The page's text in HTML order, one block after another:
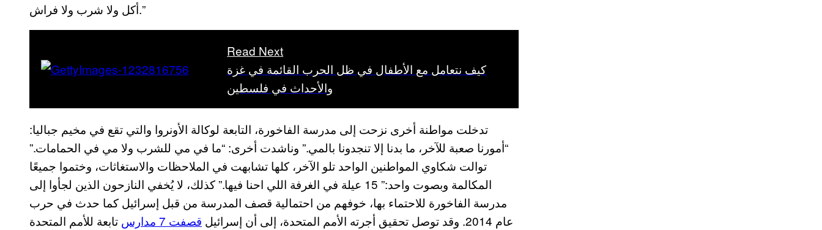
أكل ولا شرب ولا فراش.”
Read Next
كيف نتعامل مع الأطفال في ظل الحرب القائمة في غزة
والأحداث في فلسطين
تدخلت مواطنة أخرى نزحت إلى مدرسة الفاخورة، التابعة لوكالة الأونروا والتي تقع في مخيم جباليا:
“أمورنا صعبة للآخر، ما بدنا إلا تنجدونا بالمي.” وناشدت أخرى: “ما في مي للشرب ولا مي في الحمامات.”
توالت شكاوي المواطنين الواحد تلو الآخر، كلها تشابهت في الملاحظات والاستغاثات، وختموا جميعًا
المكالمة وبصوت واحد:” 15 عيلة في الغرفة اللي احنا فيها.” كذلك، لا يُخفي النازحون الذين لجأوا إلى
مدرسة الفاخورة للاحتماء بها، خوفهم من احتمالية قصف المدرسة من قبل إسرائيل كما حدث في حرب
عام 2014. وقد توصل تحقيق أجرته الأمم المتحدة، إلى أن إسرائيل
قصفت 7 مدارس
تابعة للأمم المتحدة